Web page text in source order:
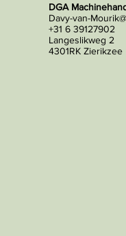
DGA
Davy-van-
+31 6 39127902
Langeslikweg 2
4301RK Zierikzee